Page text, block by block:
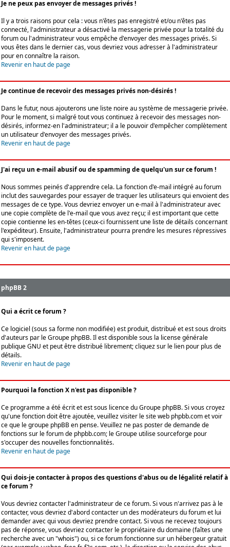
Je ne peux pas envoyer de messages privés !
Il y a trois raisons pour cela : vous n'êtes pas enregistré et/ou n'êtes pas
connecté, l'administrateur a désactivé la messagerie privée pour la totalité du
forum ou l'administrateur vous empêche d'envoyer des messages privés. Si
vous êtes dans le dernier cas, vous devriez vous adresser à l'administrateur
pour en connaître la raison.
Revenir en haut de page
Je continue de recevoir des messages privés non-désirés !
Dans le futur, nous ajouterons une liste noire au système de messagerie privée.
Pour le moment, si malgré tout vous continuez à recevoir des messages non-
désirés, informez-en l'administrateur; il a le pouvoir d'empêcher complètement
un utilisateur d'envoyer des messages privés.
Revenir en haut de page
J'ai reçu un e-mail abusif ou de spamming de quelqu'un sur ce forum !
Nous sommes peinés d'apprendre cela. La fonction d'e-mail intégré au forum
inclut des sauvegardes pour essayer de traquer les utilisateurs qui envoient des
messages de ce type. Vous devriez envoyer un e-mail à l'administrateur avec
une copie complète de l'e-mail que vous avez reçu; il est important que cette
copie contienne les en-têtes (ceux-ci fournissent une liste de détails concernant
l'expéditeur). Ensuite, l'administrateur pourra prendre les mesures répressives
qui s'imposent.
Revenir en haut de page
phpBB 2
Qui a écrit ce forum ?
Ce logiciel (sous sa forme non modifiée) est produit, distribué et est sous droits
d'auteurs par leGroupe phpBB. Il est disponible sous la license générale
publique GNU et peut être distribué librement; cliquez sur le lien pour plus de
détails.
Revenir en haut de page
Pourquoi la fonction X n'est pas disponible ?
Ce programme a été écrit et est sous licence du Groupe phpBB. Si vous croyez
qu'une fonction doit être ajoutée, veuillez visiter le site web phpbb.com et voir
ce que le groupe phpBB en pense. Veuillez ne pas poster de demande de
fonctions sur le forum de phpbb.com; le Groupe utilise sourceforge pour
s'occuper des nouvelles fonctionnalités.
Revenir en haut de page
Qui dois-je contacter à propos des questions d'abus ou de légalité relatif à
ce forum ?
Vous devriez contacter l'administrateur de ce forum. Si vous n'arrivez pas à le
contacter, vous devriez d'abord contacter un des modérateurs du forum et lui
demander avec qui vous devriez prendre contact. Si vous ne recevez toujours
pas de réponse, vous devriez contacter le propriétaire du domaine (faîtes une
recherche avec un "whois") ou, si ce forum fonctionne sur un hébergeur gratuit